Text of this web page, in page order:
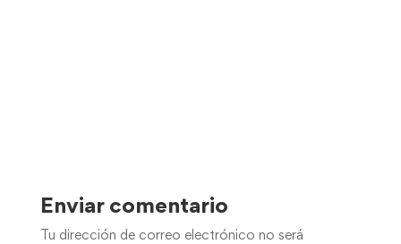
Enviar comentario
Tu dirección de correo electrónico no será